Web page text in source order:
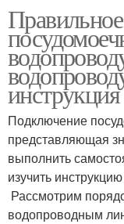
инструкция
Подключение
представляющая
выполнить
изучить
Рассмотрим
водопроводным